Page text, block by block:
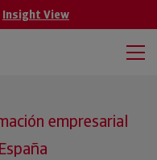
Insight View
empresarial